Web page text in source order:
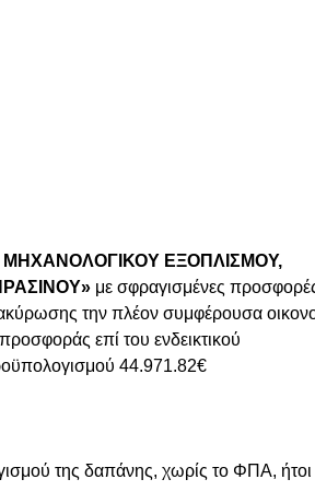
ΕΞΟΠΛΙΣΜΟΥ,
με σφραγισμένες
την πλέον συμφέρουσα
επί του ενδεικτικού
44.971.82€
της δαπάνης, χωρίς το ΦΠΑ, ήτοι